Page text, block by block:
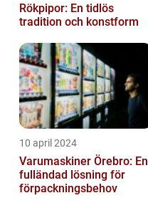
Rökpipor: En tidlös
tradition och konstform
10 april 2024
Varumaskiner Örebro: En
fulländad lösning för
förpackningsbehov